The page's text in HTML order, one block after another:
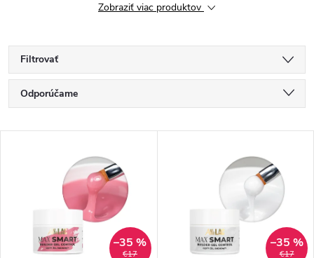
Zobraziť viac produktov
Filtrovať
R
a
Odporúčame
Najpredávanejšie
€17
–35 %
€17
–35 %